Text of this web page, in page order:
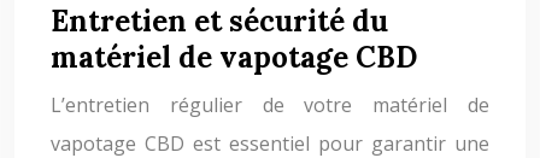
Entretien et sécurité du
matériel de vapotage CBD
L’entretien régulier de votre matériel de
vapotage CBD est essentiel pour garantir une